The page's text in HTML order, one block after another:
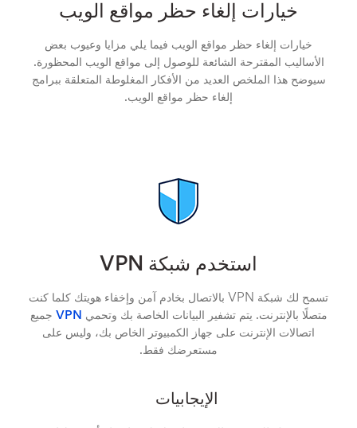
خيارات إلغاء حظر مواقع الويب
خيارات إلغاء حظر مواقع الويب فيما يلي مزايا وعيوب بعض
الأساليب المقترحة الشائعة للوصول إلى مواقع الويب المحظورة.
سيوضح هذا الملخص العديد من الأفكار المغلوطة المتعلقة ببرامج
إلغاء حظر مواقع الويب.
استخدم شبكة VPN
تسمح لك شبكة VPN بالاتصال بخادم آمن وإخفاء هويتك كلما كنت
متصلًا بالإنترنت. يتم تشفير البيانات الخاصة بك وتحمي VPN جميع
اتصالات الإنترنت على جهاز الكمبيوتر الخاص بك، وليس على
مستعرضك فقط.
الإيجابيات